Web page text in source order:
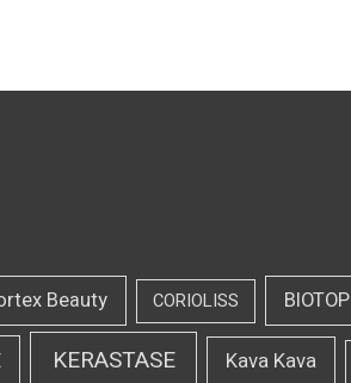
BIOTOP
CORIOLISS
Beauty
Kava Kava
KERASTASE